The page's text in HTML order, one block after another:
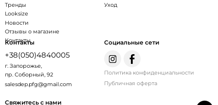
Тренды
Looksize
Новости
Отзывы о магазине
Контакты
Уход
Контакты
+38(050)4840005
г. Запорожье,
пр. Соборный, 92
salesdep.pfg@gmail.com
Свяжитесь с нами
Социальные сети
Политика конфиденциальности
Публичная оферта